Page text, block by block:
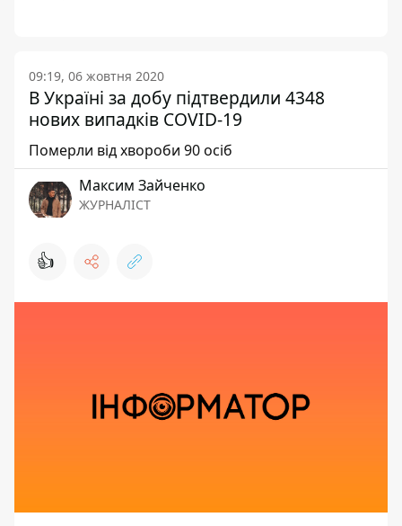
09:19, 06 жовтня 2020
В Україні за добу підтвердили 4348
нових випадків COVID-19
Померли від хвороби 90 осіб
Максим Зайченко
ЖУРНАЛІСТ
👍